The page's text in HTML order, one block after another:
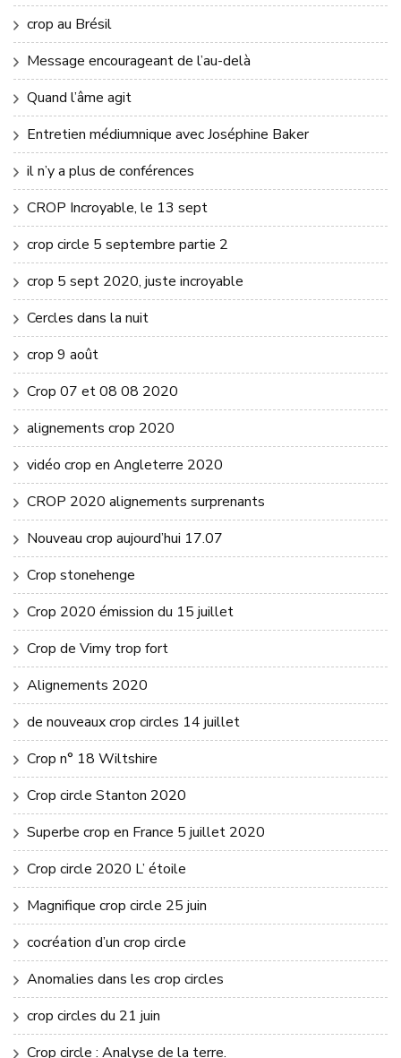
crop au Brésil
Message encourageant de l’au-delà
Quand l’âme agit
Entretien médiumnique avec Joséphine Baker
il n’y a plus de conférences
CROP Incroyable, le 13 sept
crop circle 5 septembre partie 2
crop 5 sept 2020, juste incroyable
Cercles dans la nuit
crop 9 août
Crop 07 et 08 08 2020
alignements crop 2020
vidéo crop en Angleterre 2020
CROP 2020 alignements surprenants
Nouveau crop aujourd’hui 17.07
Crop stonehenge
Crop 2020 émission du 15 juillet
Crop de Vimy trop fort
Alignements 2020
de nouveaux crop circles 14 juillet
Crop n° 18 Wiltshire
Crop circle Stanton 2020
Superbe crop en France 5 juillet 2020
Crop circle 2020 L’ étoile
Magnifique crop circle 25 juin
cocréation d’un crop circle
Anomalies dans les crop circles
crop circles du 21 juin
Crop circle : Analyse de la terre.